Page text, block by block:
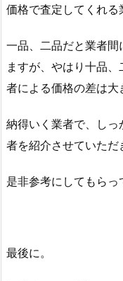
価格で査定してくれる
一品、二品だと業者
ますが、やはり十品
者による価格の差は大
納得いく業者で、し
者を紹介させていただ
是非参考にしてもらっ
最後に。